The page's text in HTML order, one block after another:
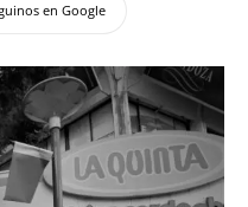
en Google